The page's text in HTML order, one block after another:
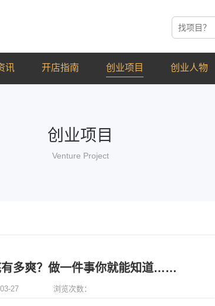
讯 开店指南 创业项目 创业人物
创业项目
Venture Project
有多爽？做一件事你就能知道……
27 浏览次数：
13716222239